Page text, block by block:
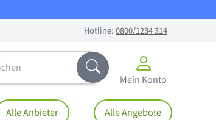
Hotline:0800/1234 314
Abschicken
Mein Konto
Alle Anbieter Alle Angebote